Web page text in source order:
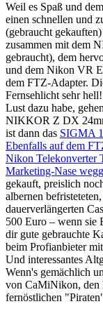
Weil es Spaß und
einen schnellen und
(gebraucht
zusammen mit dem
gebraucht), dem
und dem Nikon VR
dem FTZ-Adapter.
Fernsehlicht sehr
Lust dazu habe,
NIKKOR Z DX
ist dann das SIGMA
Ebenfalls auf dem
Nikon Telekonverter
Marketing-Nase
gekauft, preislich
albernen
dauerverlängerten
500 Euro – wenn sie
dir gute gebrauchte
beim Profianbieter
Und interessantes
Wenn's gemächlich
von CaMiNikon, den
fernöstlichen